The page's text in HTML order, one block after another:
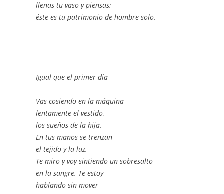
llenas tu vaso y piensas:
éste es tu patrimonio de hombre solo.
Igual que el primer día
Vas cosiendo en la máquina
lentamente el vestido,
los sueños de la hija.
En tus manos se trenzan
el tejido y la luz.
Te miro y voy sintiendo un sobresalto
en la sangre. Te estoy
hablando sin mover